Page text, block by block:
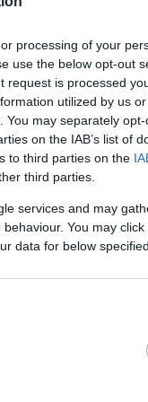
processing of your
use the below opt-out
request is processed
utilized by us
may separately
on the IAB’s list of
to third parties on the
third parties.
services and may
You may
data for belowη
ληστέψουν - Δύο
για να τον